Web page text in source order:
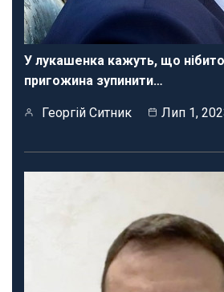
У лукашенка кажуть, що
пригожина зупинити…
Георгій Ситник Лип 1,